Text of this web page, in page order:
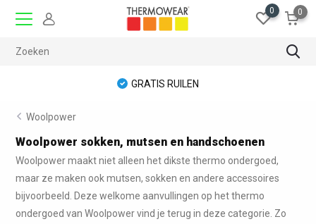
0 0
GRATIS RUILEN
Woolpower
Woolpower sokken, mutsen en handschoenen
Woolpower maakt niet alleen het dikste thermo ondergoed,
maar ze maken ook mutsen, sokken en andere accessoires
bijvoorbeeld. Deze welkome aanvullingen op het thermo
ondergoed van Woolpower vind je terug in deze categorie. Zo